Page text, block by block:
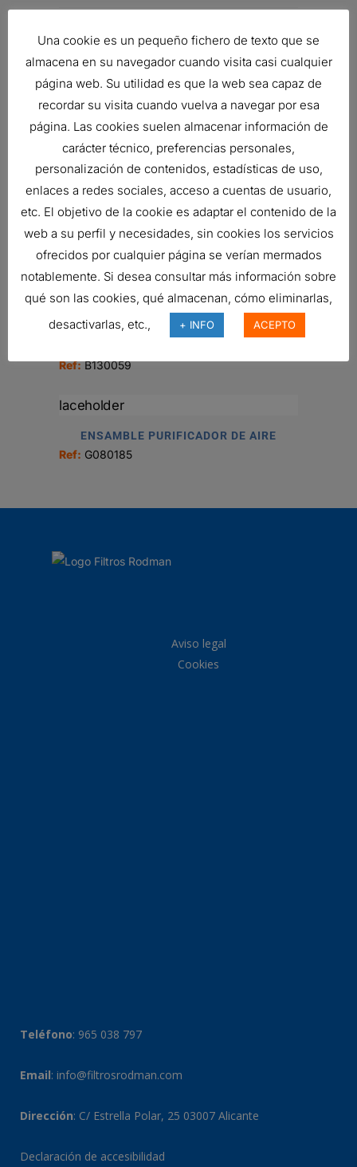
Related products
FILTRO DE AIRE, EPG RADIALSEAL
Ref:G150144
FILTRO DE AIRE, FPG RADIALSEAL
177,04€
Ref:G100280
Ref:B130059
ENSAMBLE PURIFICADOR DE AIRE
Ref: G080185
Aviso legal
Cookies
Teléfono: 965 038 797
Email: info@filtrosrodman.com
Dirección: C/ Estrella Polar, 25 03007 Alicante
Declaración de accesibilidad
Una cookie es un pequeño fichero de texto que se
almacena en su navegador cuando visita casi cualquier
página web. Su utilidad es que la web sea capaz de
recordar su visita cuando vuelva a navegar por esa
página. Las cookies suelen almacenar información de
carácter técnico, preferencias personales,
personalización de contenidos, estadísticas de uso,
enlaces a redes sociales, acceso a cuentas de usuario,
etc. El objetivo de la cookie es adaptar el contenido de la
web a su perfil y necesidades, sin cookies los servicios
ofrecidos por cualquier página se verían mermados
notablemente. Si desea consultar más información sobre
qué son las cookies, qué almacenan, cómo eliminarlas,
desactivarlas, etc.,
+ INFO ACEPTO